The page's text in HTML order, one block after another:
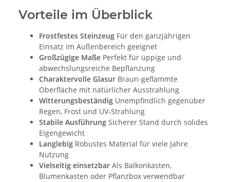
Vorteile im Überblick
Frostfestes Steinzeug Für den ganzjährigen
Einsatz im Außenbereich geeignet
Großzügige Maße Perfekt für üppige und
abwechslungsreiche Bepflanzung
Charaktervolle Glasur Braun-geflammte
Oberfläche mit natürlicher Ausstrahlung
Witterungsbeständig Unempfindlich gegenüber
Regen, Frost und UV-Strahlung
Stabile Ausführung Sicherer Stand durch solides
Eigengewicht
Langlebig Robustes Material für viele Jahre
Nutzung
Vielseitig einsetzbar Als Balkonkasten,
Blumenkasten oder Pflanzbox verwendbar